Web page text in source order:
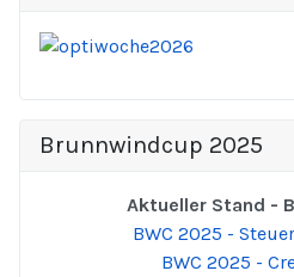
Brunnwindcup 2025
Aktueller Stand -
BWC 2025 -
BWC 2025 -